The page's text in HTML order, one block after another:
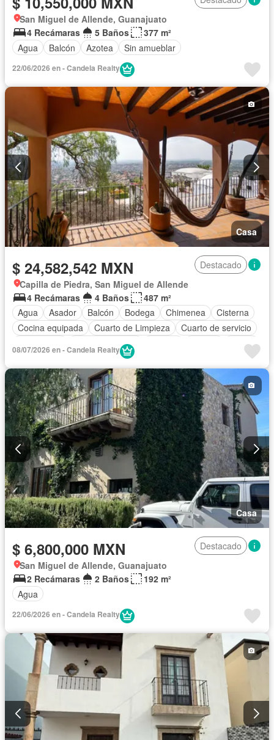
San Miguel de Allende, Guanajuato
4 Recámaras
5 Baños
377 m²
Agua
Balcón Azotea Sin amueblar
22/06/2026 en - Candela Realty
Casa
$ 24,582,542 MXN
Destacado
Capilla de Piedra, San Miguel de Allende
4 Recámaras
4 Baños
487 m²
Agua
Asador Balcón Bodega Chimenea
Cisterna
Cocina equipada
Cuarto de Limpieza
Cuarto de servicio
Estacionamiento
Jardín
Recámara con closet
Televisión por cable
Terraza Vista panorámica
08/07/2026 en - Candela Realty
Casa
$ 6,800,000 MXN
Destacado
San Miguel de Allende, Guanajuato
2 Recámaras
2 Baños
192 m²
Agua
22/06/2026 en - Candela Realty